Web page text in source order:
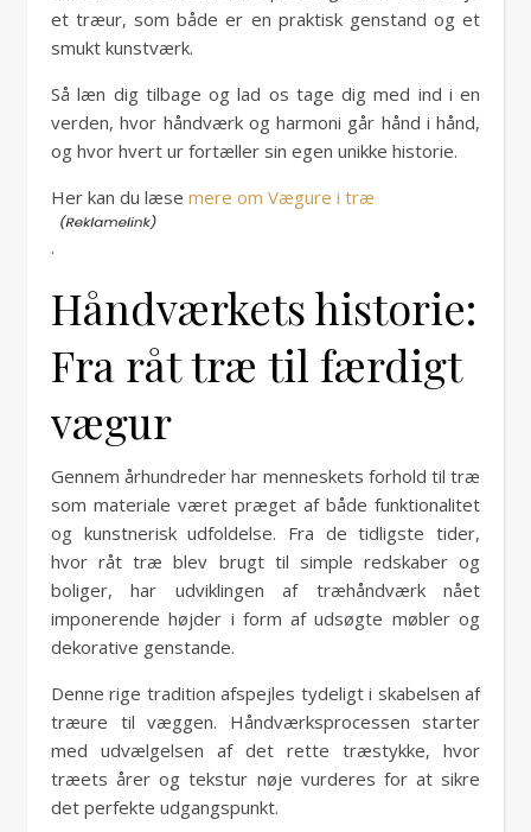
et træur, som både er en praktisk genstand og et
smukt kunstværk.
Så læn dig tilbage og lad os tage dig med ind i en
verden, hvor håndværk og harmoni går hånd i hånd,
og hvor hvert ur fortæller sin egen unikke historie.
Her kan du læse mere om Vægure i træ
.
Håndværkets historie:
Fra råt træ til færdigt
vægur
Gennem århundreder har menneskets forhold til træ
som materiale været præget af både funktionalitet
og kunstnerisk udfoldelse. Fra de tidligste tider,
hvor råt træ blev brugt til simple redskaber og
boliger, har udviklingen af træhåndværk nået
imponerende højder i form af udsøgte møbler og
dekorative genstande.
Denne rige tradition afspejles tydeligt i skabelsen af
træure til væggen. Håndværksprocessen starter
med udvælgelsen af det rette træstykke, hvor
træets årer og tekstur nøje vurderes for at sikre
det perfekte udgangspunkt.